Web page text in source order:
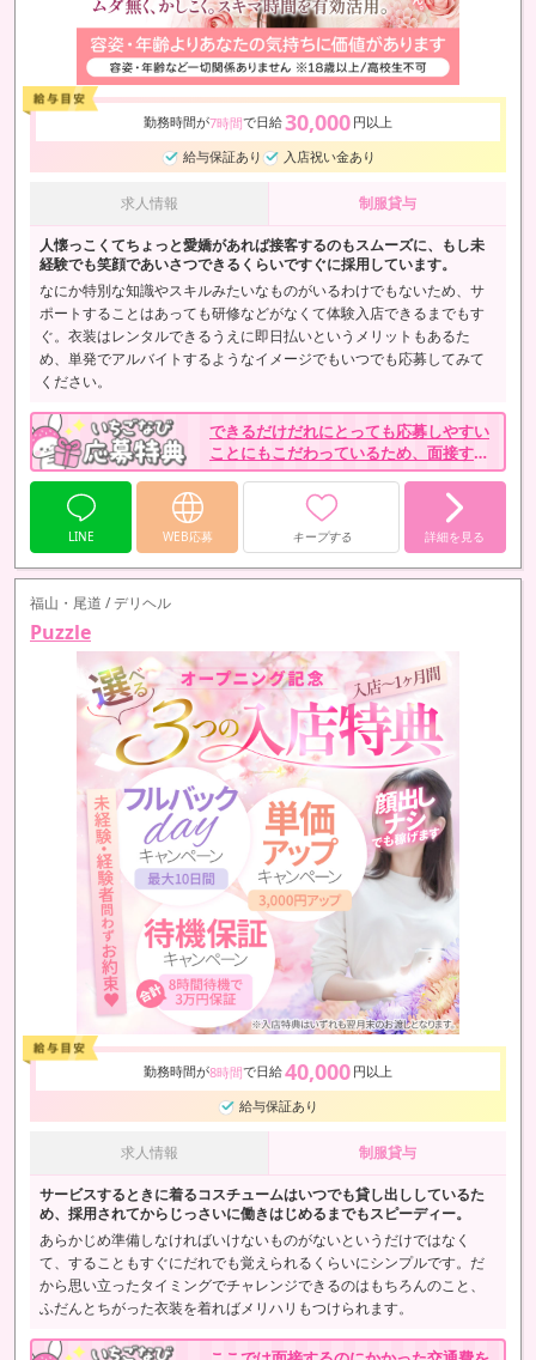
勤務時間が7時間で日給30,000 円以上
給与保証あり
入店祝い金あり
求人情報 制服貸与
人懐っこくてちょっと愛嬌があれば接客するのもスムーズに、もし未
経験でも笑顔であいさつできるくらいですぐに採用しています。
なにか特別な知識やスキルみたいなものがいるわけでもないため、サ
ポートすることはあっても研修などがなくて体験入店できるまでもす
ぐ。衣装はレンタルできるうえに即日払いというメリットもあるた
め、単発でアルバイトするようなイメージでもいつでも応募してみて
ください。
できるだけだれにとっても応募しやすい
ことにもこだわっているため、面接する
その日にかかった交通費についてはきち
んと支給しています。
LINE WEB応募 キープする 詳細を見る
福山・尾道 / デリヘル
Puzzle
勤務時間が8時間で日給40,000 円以上
給与保証あり
求人情報 制服貸与
サービスするときに着るコスチュームはいつでも貸し出ししているた
め、採用されてからじっさいに働きはじめるまでもスピーディー。
あらかじめ準備しなければいけないものがないというだけではなく
て、することもすぐにだれでも覚えられるくらいにシンプルです。だ
から思い立ったタイミングでチャレンジできるのはもちろんのこと、
ふだんとちがった衣装を着ればメリハリもつけられます。